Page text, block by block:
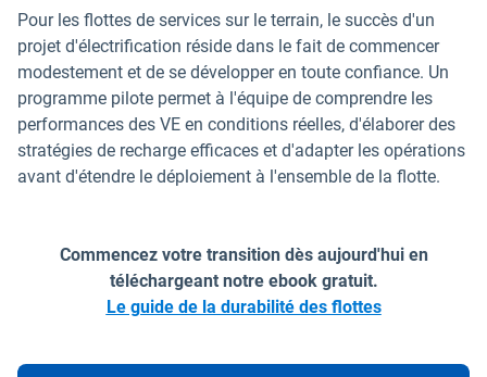
Pour les flottes de services sur le terrain, le succès d'un
projet d'électrification réside dans le fait de commencer
modestement et de se développer en toute confiance. Un
programme pilote permet à l'équipe de comprendre les
performances des VE en conditions réelles, d'élaborer des
stratégies de recharge efficaces et d'adapter les opérations
avant d'étendre le déploiement à l'ensemble de la flotte.
Commencez votre transition dès aujourd'hui en
téléchargeant notre ebook gratuit.
Le guide de la durabilité des flottes